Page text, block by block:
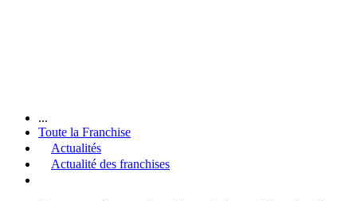
...
Toute la Franchise
Actualités
Actualité des franchises